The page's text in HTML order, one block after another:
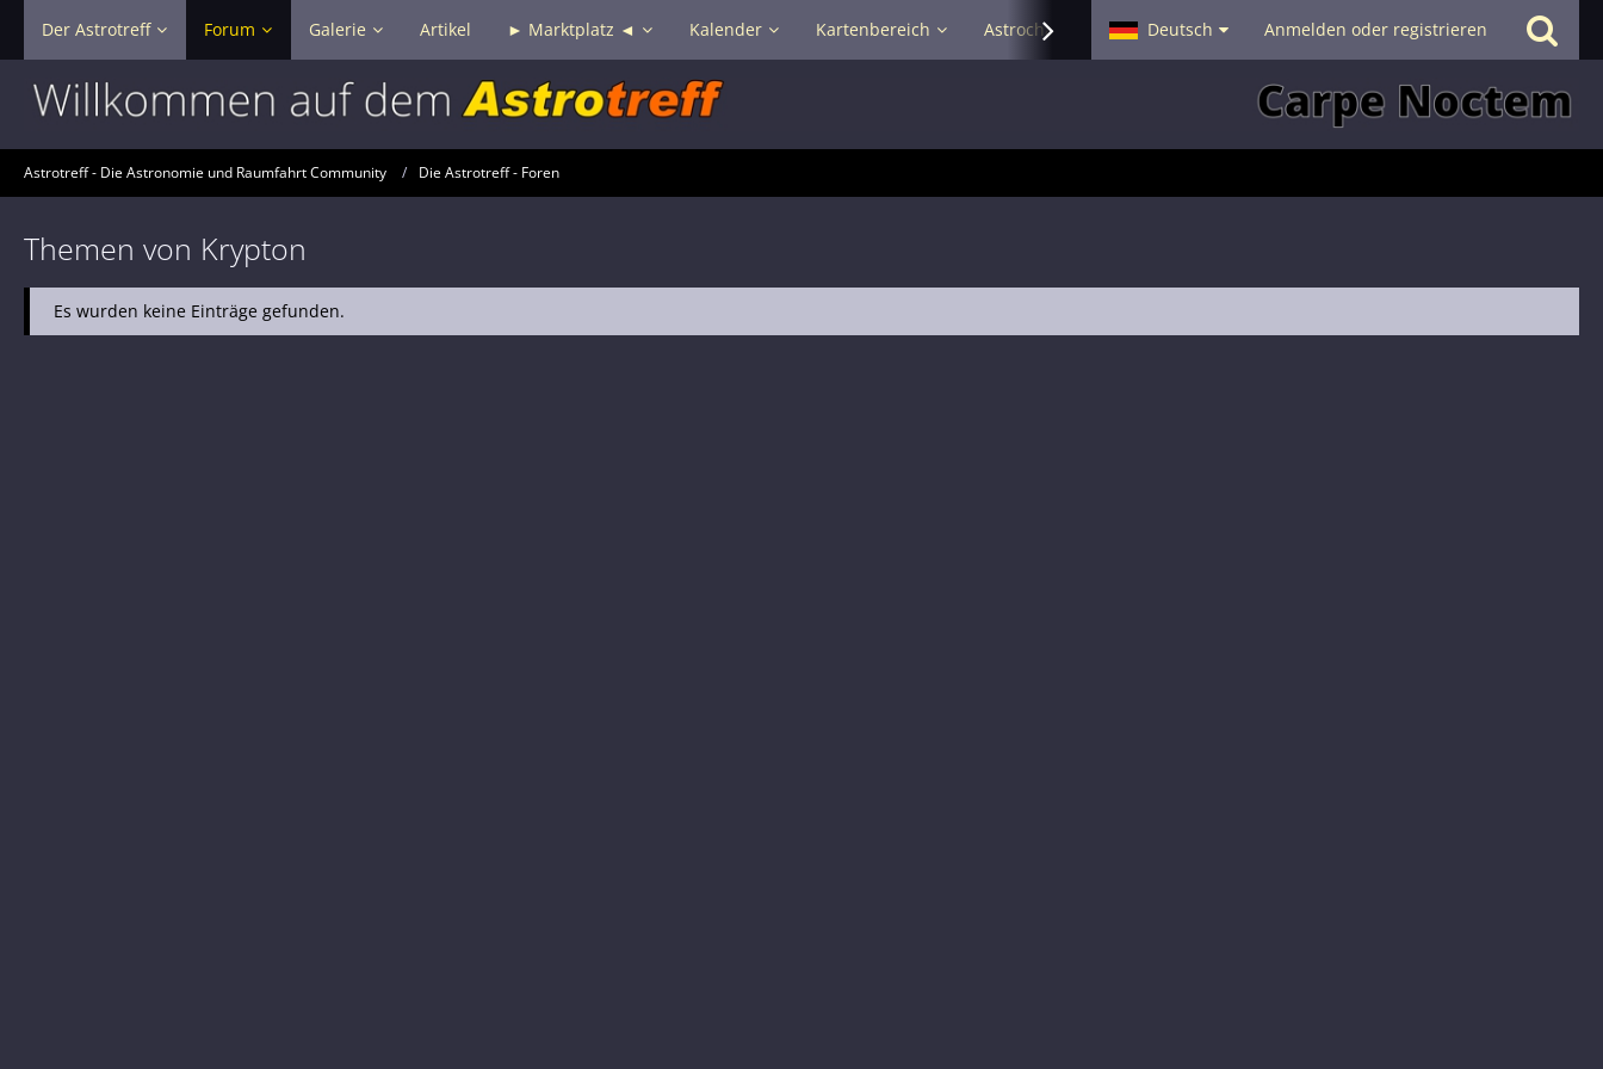
Der Astrotreff Forum Galerie Artikel ► Marktplatz ◄ Kalender Kartenbereich Astrochat - Smalltalk Hilfe
Deutsch Anmelden oder registrieren
Astrotreff - Die Astronomie und Raumfahrt Community Die Astrotreff - Foren
Themen von Krypton
Es wurden keine Einträge gefunden.